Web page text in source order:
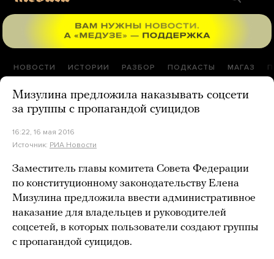
НОВОСТИ ИСТОРИИ РАЗБОР ПОДКАСТЫ МАГАЗ
Мизулина предложила наказывать соцсети
за группы с пропагандой суицидов
16:22, 16 мая 2016
Источник: РИА Новости
Заместитель главы комитета Совета Федерации
по конституционному законодательству Елена
Мизулина предложила ввести административное
наказание для владельцев и руководителей
соцсетей, в которых пользователи создают группы
с пропагандой суицидов.